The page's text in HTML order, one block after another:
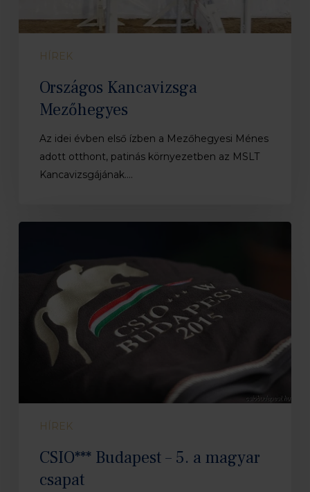
HÍREK
Országos Kancavizsga
Mezőhegyes
Az idei évben első ízben a Mezőhegyesi Ménes
adott otthont, patinás környezetben az MSLT
Kancavizsgájának.…
magyar
csapat
HÍREK
CSIO*** Budapest – 5. a magyar
csapat